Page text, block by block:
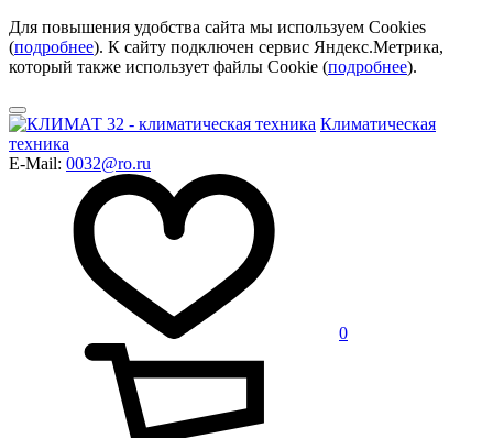
Для повышения удобства сайта мы используем Cookies
(подробнее). К сайту подключен сервис Яндекс.Метрика,
который также использует файлы Cookie (подробнее).
Климатическая
техника
E-Mail: 0032@ro.ru
0